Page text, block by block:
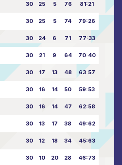
30 25 5 76 81:21
30 25 5 74 79:26
30 24 6 71 77:33
30 21 9 64 70:40
30 17 13 48 63:57
30 16 14 50 59:53
30 16 14 47 62:58
30 13 17 38 49:62
30 12 18 34 45:63
30 10 20 28 46:73